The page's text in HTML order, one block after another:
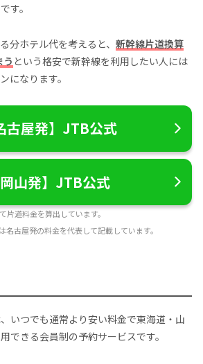
す。
分ホテル代を考えると、 新幹線片道換算
という格安で新幹線を利用したい人には
になります。
古屋発】JTB公式
岡山発】JTB公式
片道料金を算出しています。
名古屋発の料金を代表して記載しています。
いつでも通常より安い料金で東海道・山
できる会員制の予約サービスです。